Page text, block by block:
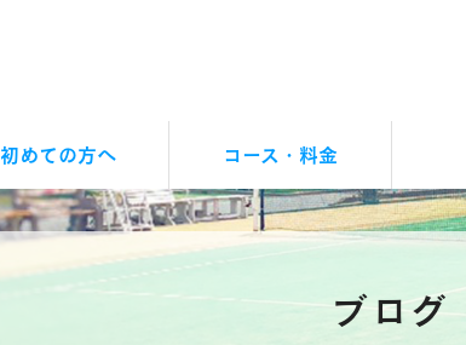
初めての方へ コース・料金
レッア
ブログ